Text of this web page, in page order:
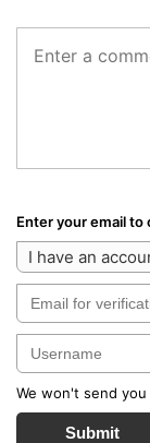
Enter your email to
I have an
We won't send
Submit